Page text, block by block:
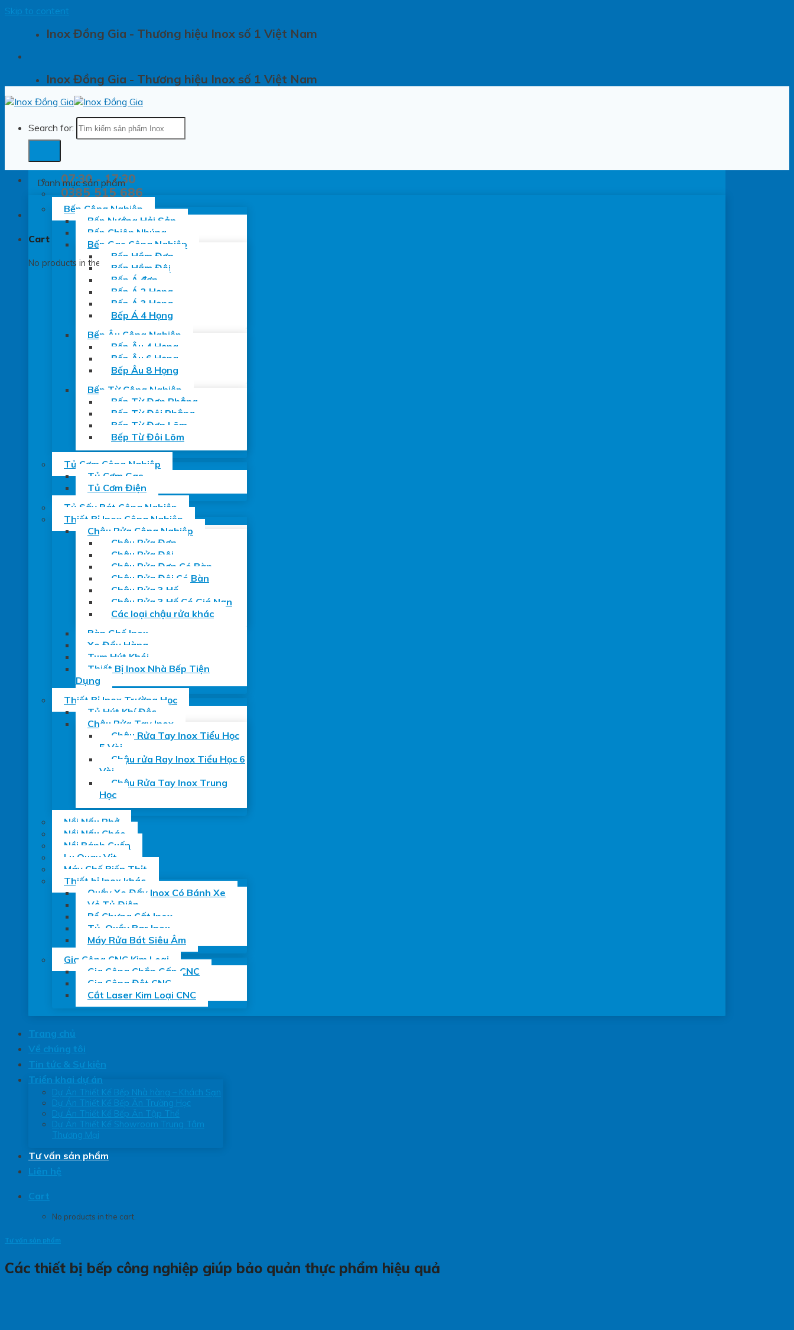
Skip to content
Inox Đồng Gia - Thương hiệu Inox số 1 Việt Nam
Inox Đồng Gia - Thương hiệu Inox số 1 Việt Nam
Search for:
07:30 - 17:30
0385 515 686
Cart
No products in the cart.
Danh mục sản phẩm
Bếp Công Nghiệp
Bếp Nướng Hải Sản
Bếp Chiên Nhúng
Bếp Gas Công Nghiệp
Bếp Hầm Đơn
Bếp Hầm Đôi
Bếp Á đơn
Bếp Á 2 Họng
Bếp Á 3 Họng
Bếp Á 4 Họng
Bếp Âu Công Nghiệp
Bếp Âu 4 Họng
Bếp Âu 6 Họng
Bếp Âu 8 Họng
Bếp Từ Công Nghiệp
Bếp Từ Đơn Phẳng
Bếp Từ Đôi Phẳng
Bếp Từ Đơn Lõm
Bếp Từ Đôi Lõm
Tủ Cơm Công Nghiệp
Tủ Cơm Gas
Tủ Cơm Điện
Tủ Sấy Bát Công Nghiệp
Thiết Bị Inox Công Nghiệp
Chậu Rửa Công Nghiệp
Chậu Rửa Đơn
Chậu Rửa Đôi
Chậu Rửa Đơn Có Bàn
Chậu Rửa Đôi Có Bàn
Chậu Rửa 3 Hố
Chậu Rửa 3 Hố Có Giá Nan
Các loại chậu rửa khác
Bàn Ghế Inox
Xe Đẩy Hàng
Tum Hút Khói
Thiết Bị Inox Nhà Bếp Tiện
Dụng
Thiết Bị Inox Trường Học
Tủ Hút Khí Độc
Chậu Rửa Tay Inox
Chậu Rửa Tay Inox Tiểu Học
5 Vòi
Chậu rửa Ray Inox Tiểu Học 6
Vòi
Chậu Rửa Tay Inox Trung
Học
Nồi Nấu Phở
Nồi Nấu Cháo
Nồi Bánh Cuốn
Lu Quay Vịt
Máy Chế Biến Thịt
Thiết bị Inox khác
Quầy Xe Đẩy Inox Có Bánh Xe
Vỏ Tủ Điện
Bể Chưng Cất Inox
Tủ, Quầy Bar Inox
Máy Rửa Bát Siêu Âm
Gia Công CNC Kim Loại
Gia Công Chắn Gấp CNC
Gia Công Đột CNC
Cắt Laser Kim Loại CNC
Trang chủ
Về chúng tôi
Tin tức & Sự kiện
Triển khai dự án
Dự Án Thiết Kế Bếp Nhà hàng – Khách Sạn
Dự Án Thiết Kế Bếp Ăn Trường Học
Dự Án Thiết Kế Bếp Ăn Tập Thể
Dự Án Thiết Kế Showroom Trung Tâm
Thương Mại
Tư vấn sản phẩm
Liên hệ
Cart
No products in the cart.
Tư vấn sản phẩm
Các thiết bị bếp công nghiệp giúp bảo quản thực phẩm hiệu quả